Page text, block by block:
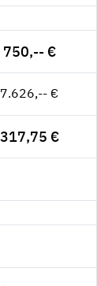
750,-- €
7.626,-- €
317,75 €